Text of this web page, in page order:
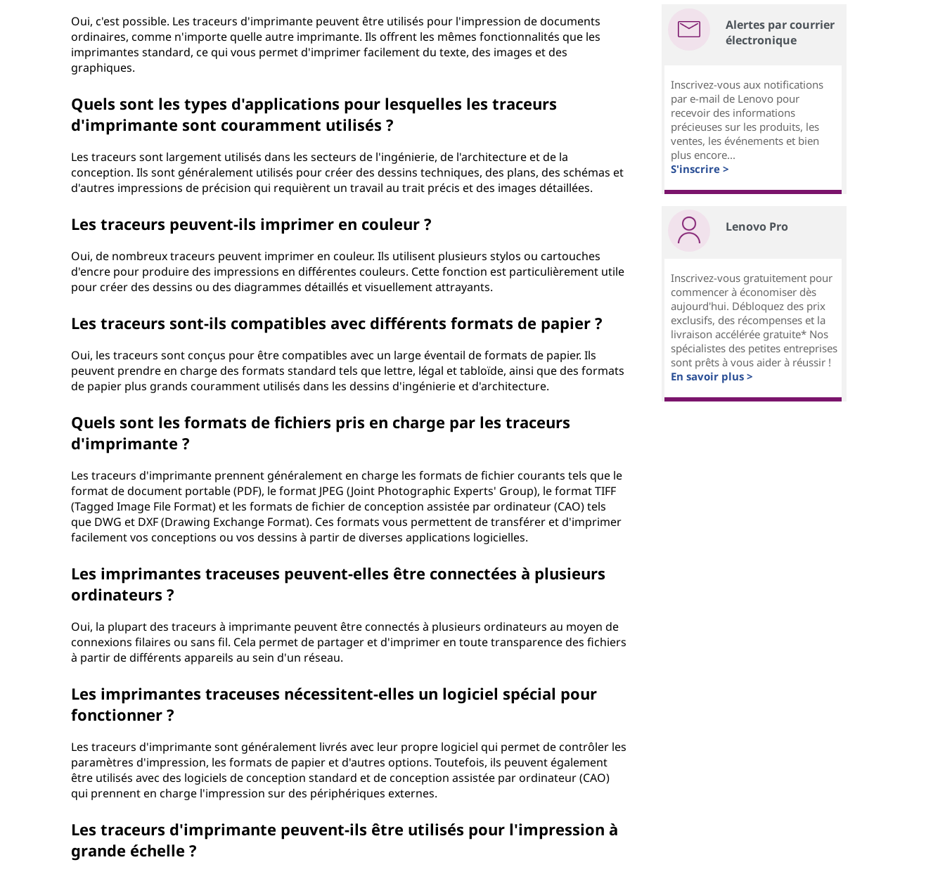
Oui, c'est possible. Les traceurs d'imprimante peuvent être utilisés pour l'impression de documents
ordinaires, comme n'importe quelle autre imprimante. Ils offrent les mêmes fonctionnalités que les
imprimantes standard, ce qui vous permet d'imprimer facilement du texte, des images et des
graphiques.
Quels sont les types d'applications pour lesquelles les traceurs
d'imprimante sont couramment utilisés ?
Les traceurs sont largement utilisés dans les secteurs de l'ingénierie, de l'architecture et de la
conception. Ils sont généralement utilisés pour créer des dessins techniques, des plans, des schémas et
d'autres impressions de précision qui requièrent un travail au trait précis et des images détaillées.
Les traceurs peuvent-ils imprimer en couleur ?
Oui, de nombreux traceurs peuvent imprimer en couleur. Ils utilisent plusieurs stylos ou cartouches
d'encre pour produire des impressions en différentes couleurs. Cette fonction est particulièrement utile
pour créer des dessins ou des diagrammes détaillés et visuellement attrayants.
Les traceurs sont-ils compatibles avec différents formats de papier ?
Oui, les traceurs sont conçus pour être compatibles avec un large éventail de formats de papier. Ils
peuvent prendre en charge des formats standard tels que lettre, légal et tabloïde, ainsi que des formats
de papier plus grands couramment utilisés dans les dessins d'ingénierie et d'architecture.
Quels sont les formats de fichiers pris en charge par les traceurs
d'imprimante ?
Les traceurs d'imprimante prennent généralement en charge les formats de fichier courants tels que le
format de document portable (PDF), le format JPEG (Joint Photographic Experts' Group), le format TIFF
(Tagged Image File Format) et les formats de fichier de conception assistée par ordinateur (CAO) tels
que DWG et DXF (Drawing Exchange Format). Ces formats vous permettent de transférer et d'imprimer
facilement vos conceptions ou vos dessins à partir de diverses applications logicielles.
Les imprimantes traceuses peuvent-elles être connectées à plusieurs
ordinateurs ?
Oui, la plupart des traceurs à imprimante peuvent être connectés à plusieurs ordinateurs au moyen de
connexions filaires ou sans fil. Cela permet de partager et d'imprimer en toute transparence des fichiers
à partir de différents appareils au sein d'un réseau.
Les imprimantes traceuses nécessitent-elles un logiciel spécial pour
fonctionner ?
Les traceurs d'imprimante sont généralement livrés avec leur propre logiciel qui permet de contrôler les
paramètres d'impression, les formats de papier et d'autres options. Toutefois, ils peuvent également
être utilisés avec des logiciels de conception standard et de conception assistée par ordinateur (CAO)
qui prennent en charge l'impression sur des périphériques externes.
Les traceurs d'imprimante peuvent-ils être utilisés pour l'impression à
grande échelle ?
Alertes par courrier
électronique
Inscrivez-vous aux notifications
par e-mail de Lenovo pour
recevoir des informations
précieuses sur les produits, les
ventes, les événements et bien
plus encore...
S'inscrire >
Lenovo Pro
Inscrivez-vous gratuitement pour
commencer à économiser dès
aujourd'hui. Débloquez des prix
exclusifs, des récompenses et la
livraison accélérée gratuite* Nos
spécialistes des petites entreprises
sont prêts à vous aider à réussir !
En savoir plus >